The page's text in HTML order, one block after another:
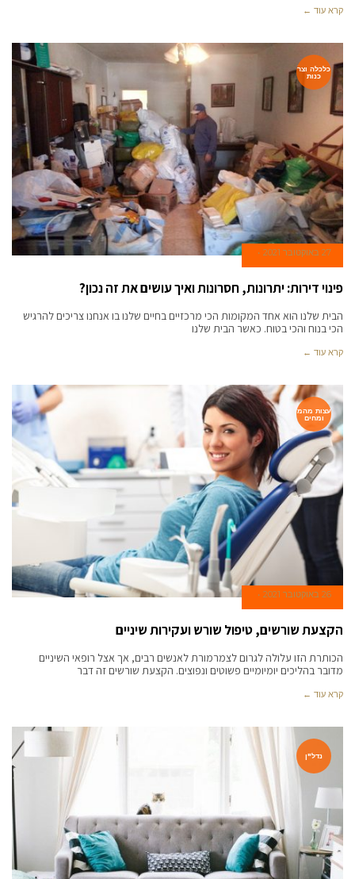
קרא עוד ←
כלכלה וצר
כנות
27 באוקטובר 2021
פינוי דירות: יתרונות, חסרונות ואיך עושים את זה נכון?
הבית שלנו הוא אחד המקומות הכי מרכזיים בחיים שלנו בו אנחנו צריכים להרגיש
הכי בנוח והכי בטוח. כאשר הבית שלנו
קרא עוד ←
עצות מהמ
ומחים
26 באוקטובר 2021
הקצעת שורשים, טיפול שורש ועקירות שיניים
הכותרת הזו עלולה לגרום לצמרמורת לאנשים רבים, אך אצל רופאי השיניים
מדובר בהליכים יומיומיים פשוטים ונפוצים. הקצעת שורשים זה דבר
קרא עוד ←
נדל"ן